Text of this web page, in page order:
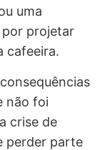
uma
por projetar
cafeeira.
não foi
crise de
perder parte